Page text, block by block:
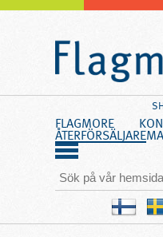
FLAGMORE
ÅTERFÖRSÄLJARE